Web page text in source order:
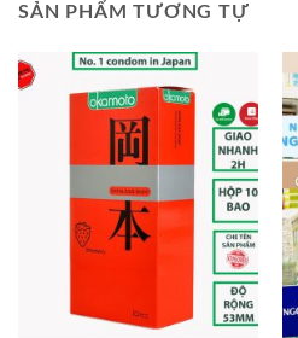
SẢN PHẨM TƯƠNG TỰ